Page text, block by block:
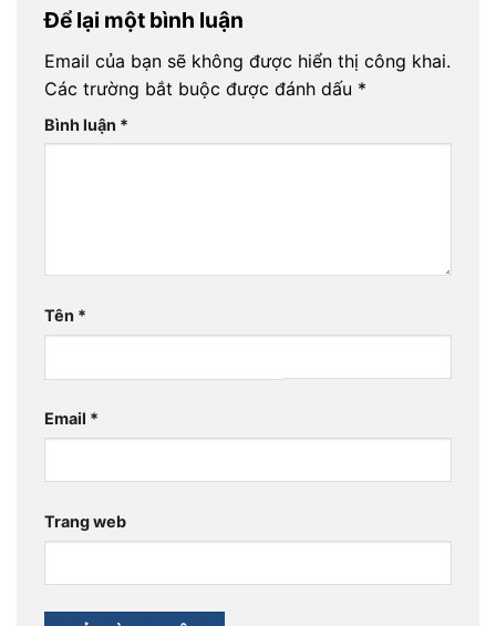
Để lại một bình luận
Email của bạn sẽ không được hiển thị công khai.
Các trường bắt buộc được đánh dấu *
Bình luận *
Tên *
Email *
Trang web